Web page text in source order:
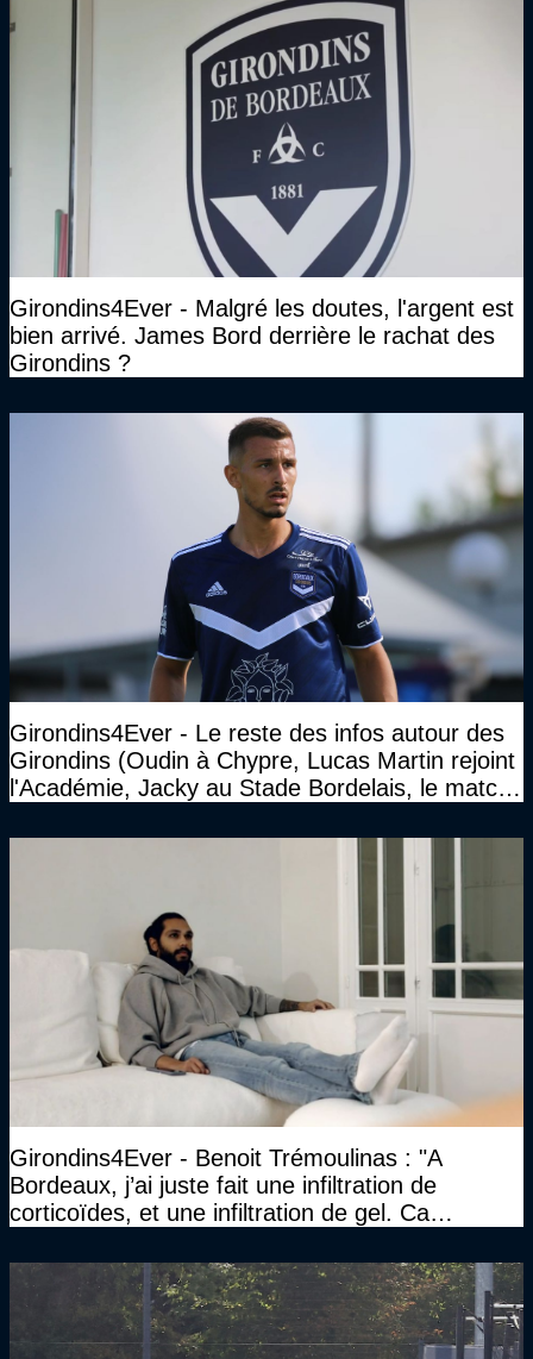
Girondins4Ever - Malgré les doutes, l'argent est
bien arrivé. James Bord derrière le rachat des
Girondins ?
Girondins4Ever - Le reste des infos autour des
Girondins (Oudin à Chypre, Lucas Martin rejoint
l'Académie, Jacky au Stade Bordelais, le match
Girondins4Ever - Benoit Trémoulinas : "A
Bordeaux, j’ai juste fait une infiltration de
corticoïdes, et une infiltration de gel. Ca